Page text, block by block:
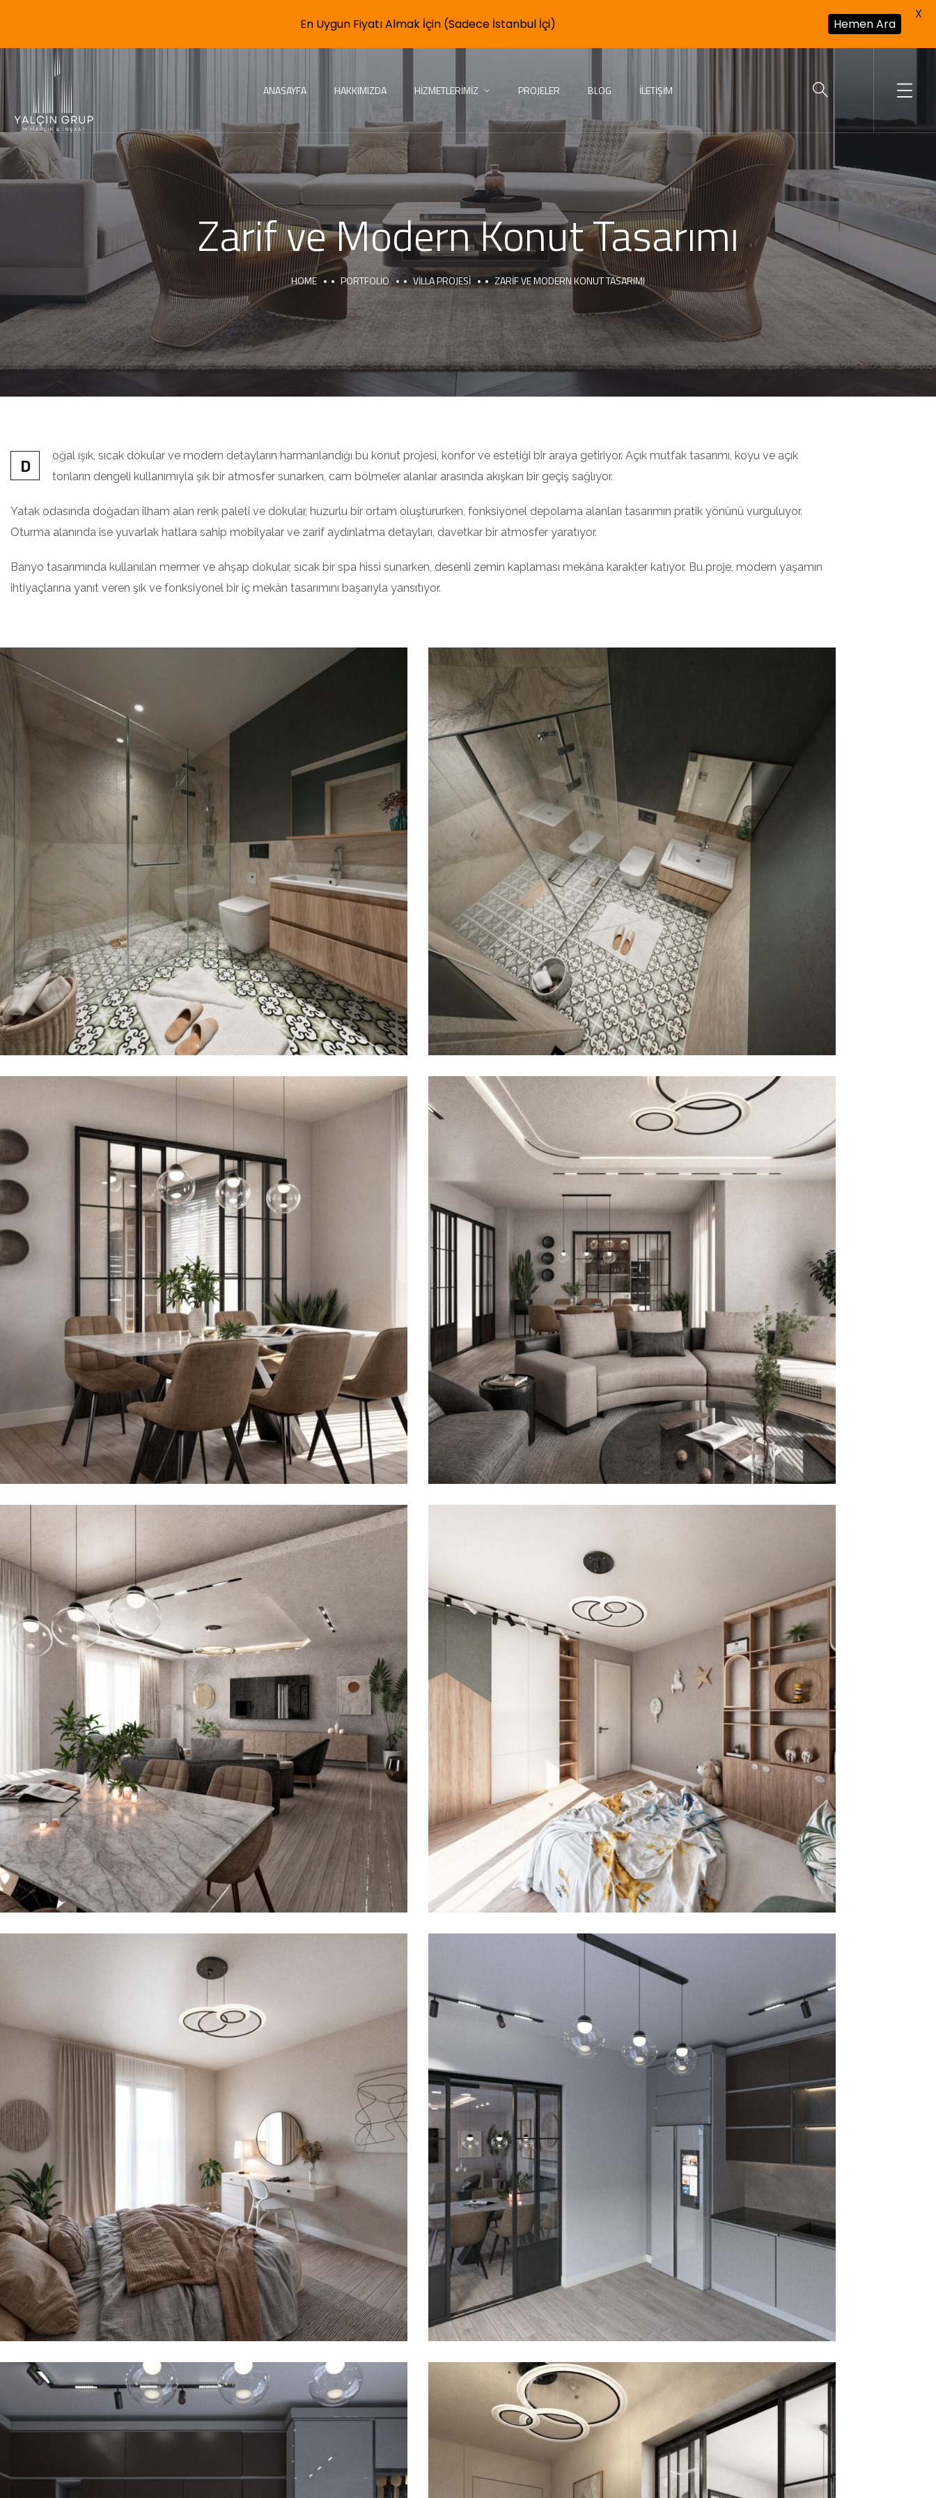
ANASAYFA HAKKIMIZDA HIZMETLERIMIZ PROJELER BLOG İLETIŞIM
Zarif ve Modern Konut Tasarımı
HOME PORTFOLIO VILLA PROJESI ZARIF VE MODERN KONUT TASARIMI
D
oğal ışık, sıcak dokular ve modern detayların harmanlandığı bu konut projesi, konfor ve estetiği bir araya getiriyor. Açık mutfak tasarımı, koyu ve açık
tonların dengeli kullanımıyla şık bir atmosfer sunarken, cam bölmeler alanlar arasında akışkan bir geçiş sağlıyor.
Yatak odasında doğadan ilham alan renk paleti ve dokular, huzurlu bir ortam oluştururken, fonksiyonel depolama alanları tasarımın pratik yönünü vurguluyor.
Oturma alanında ise yuvarlak hatlara sahip mobilyalar ve zarif aydınlatma detayları, davetkar bir atmosfer yaratıyor.
Banyo tasarımında kullanılan mermer ve ahşap dokular, sıcak bir spa hissi sunarken, desenli zemin kaplaması mekâna karakter katıyor. Bu proje, modern yaşamın
ihtiyaçlarına yanıt veren şık ve fonksiyonel bir iç mekân tasarımını başarıyla yansıtıyor.
En Uygun Fiyatı Almak İçin (Sadece İstanbul İçi) Hemen Ara
X